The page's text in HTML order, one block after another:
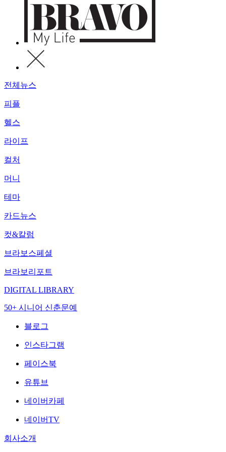
전체뉴스
피플
헬스
라이프
컬처
머니
테마
카드뉴스
컷&칼럼
브라보스페셜
브라보리포트
DIGITAL LIBRARY
50+ 시니어 신춘문예
블로그
인스타그램
페이스북
유튜브
네이버카페
네이버TV
회사소개